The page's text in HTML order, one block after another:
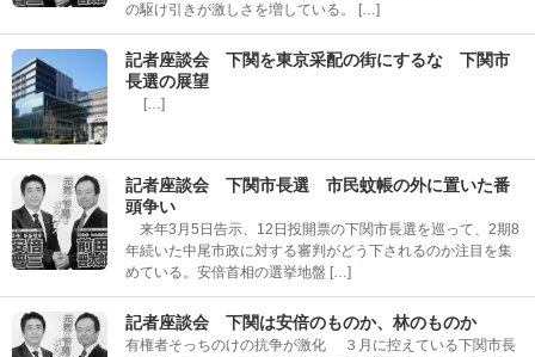
の駆け引きが激しさを増している。 […]
記者座談会 下関を東京采配の街にするな 下関市
長選の展望
[…]
記者座談会 下関市長選 市民蚊帳の外に置いた番
頭争い
来年3月5日告示、12日投開票の下関市長選を巡って、2期8
年続いた中尾市政に対する審判がどう下されるのか注目を集
めている。安倍首相の選挙地盤 […]
記者座談会 下関は安倍のものか、林のものか
有権者そっちのけの抗争が激化 ３月に控えている下関市長